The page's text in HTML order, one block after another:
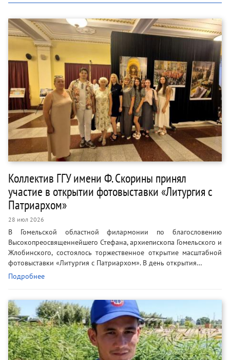
Коллектив ГГУ имени Ф. Скорины принял
участие в открытии фотовыставки «Литургия с
Патриархом»
28 июл 2026
В Гомельской областной филармонии по благословению
Высокопреосвященнейшего Стефана, архиепископа Гомельского и
Жлобинского, состоялось торжественное открытие масштабной
фотовыставки «Литургия с Патриархом». В день открытия…
Подробнее